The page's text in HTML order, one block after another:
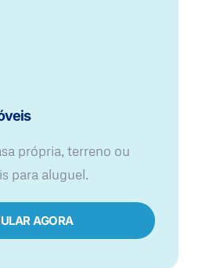
própria, terreno ou
para aluguel.
AGORA​